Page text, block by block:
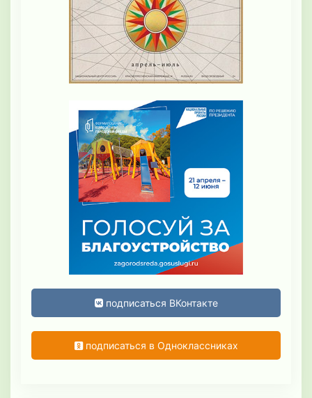
подписаться ВКонтакте
подписаться в Одноклассниках